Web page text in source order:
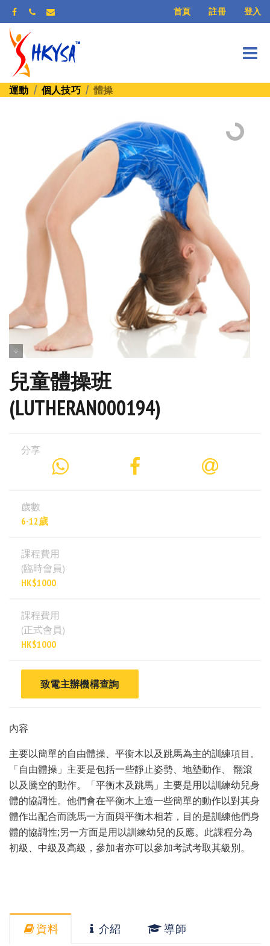
首頁 註冊 登入
運動 個人技巧 體操
兒童體操班
(LUTHERAN000194)
分享
歲數
6-12歲
課程費用
(臨時會員)
HK$1000
課程費用
(正式會員)
HK$1000
致電主辦機構查詢
內容
主要以簡單的自由體操、平衡木以及跳馬為主的訓練項目。
「自由體操」主要是包括一些靜止姿勢、地墊動作、 翻滾
以及騰空的動作。「平衡木及跳馬」主要是用以訓練幼兒身
體的協調性。他們會在平衡木上造一些簡單的動作以對其身
體作出配合而跳馬一方面與平衡木相若，目的是訓練他們身
體的協調性;另一方面是用以訓練幼兒的反應。此課程分為
初級、中級及高級，參加者亦可以參加考試考取其級別。
資料 介紹 導師